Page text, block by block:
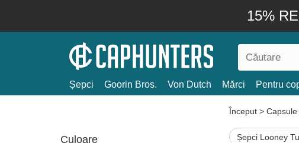
15%
Șepci Goorin Bros. Von Dutch Mărci Pentru
Culoare
Început > Capsule
Șepci Looney